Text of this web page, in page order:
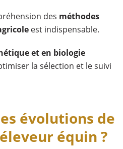
des méthodes
est indispensable.
et en biologie
la sélection et le suivi
évolutions de
équin ?